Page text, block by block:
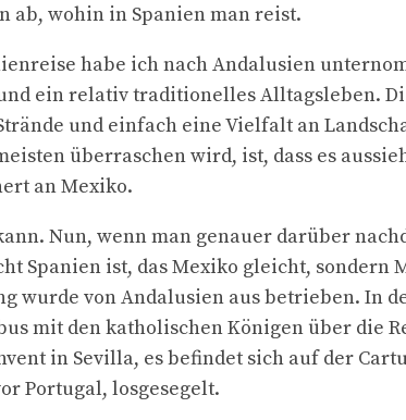
ab, wohin in Spanien man reist.
habe ich nach Andalusien
ein relativ traditionelles Alltagsleben.
und einfach eine Vielfalt an
überraschen wird, ist, dass es
an Mexiko.
Nun, wenn man genauer darüber
Spanien ist, das Mexiko gleicht, sondern
wurde von Andalusien aus betrieben. In
mit den katholischen Königen über die
in Sevilla, es befindet sich auf der
Portugal, losgesegelt.